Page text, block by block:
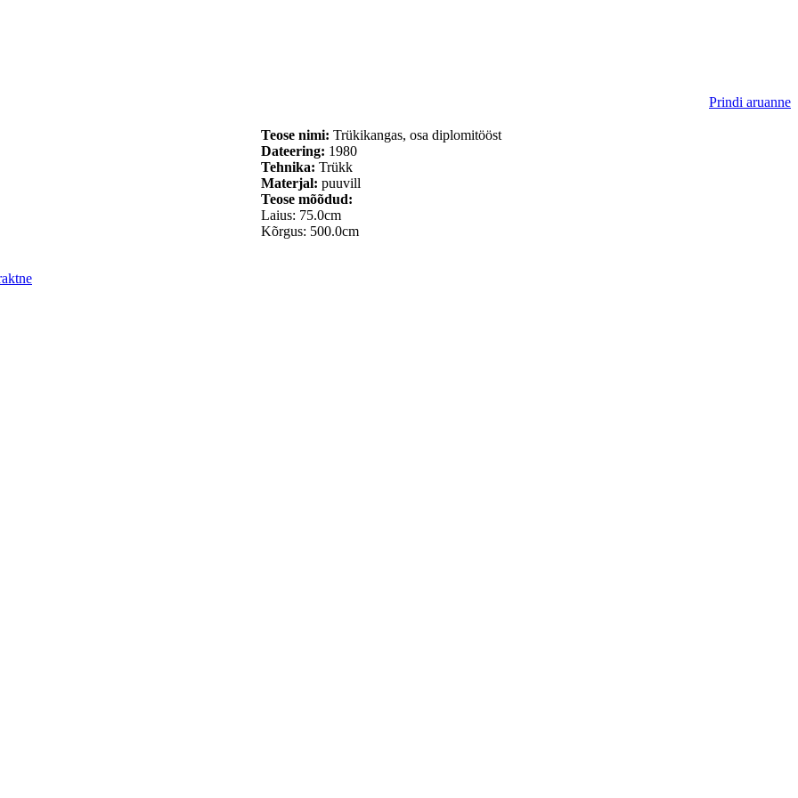
Prindi aruanne
Teose nimi: Trükikangas, osa diplomitööst
Dateering: 1980
Tehnika: Trükk
Materjal: puuvill
Teose mõõdud:
Laius: 75.0cm
Kõrgus: 500.0cm